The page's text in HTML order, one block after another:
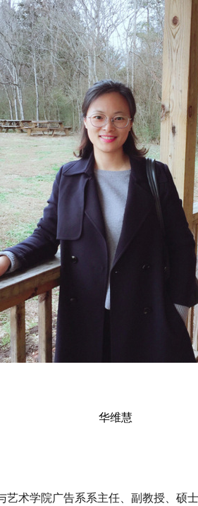
华维慧
术学院广告系系主任、副教授、硕